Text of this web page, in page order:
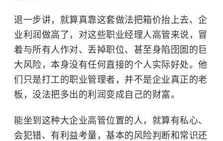
退一步讲，就算真靠这套做法把箱价抬上去、企
业利润做高了，对这些职业经理人高管来说，冒
着与所有人作对、丢掉职位、甚至身陷囹圄的巨
大风险，本身没有任何直接的个人实际好处。他
们只是打工的职业管理者，并不是企业真正的老
板，没法把多出的利润变成自己的财富。
能坐到这种大企业高管位置的人，就算有私心、
会犯错、有利益考量，基本的风险判断和常识还